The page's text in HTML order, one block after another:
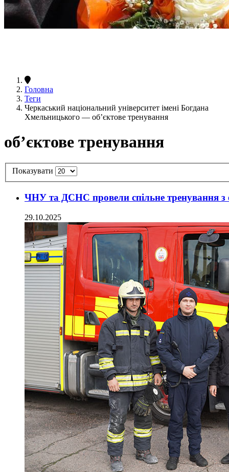
Головна
Теги
Черкаський національний університет імені Богдана
Хмельницького — об’єктове тренування
об’єктове тренування
Показувати
ЧНУ та ДСНС провели спільне тренування з
29.10.2025